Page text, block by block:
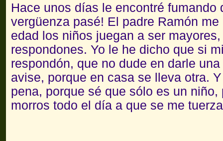
Hace unos días le encontré fumando
vergüenza pasé! El padre Ramón
edad los niños juegan a ser
respondones. Yo le he dicho que si
respondón, que no dude en darle
avise, porque en casa se lleva otra.
pena, porque sé que sólo es un
morros todo el día a que se me